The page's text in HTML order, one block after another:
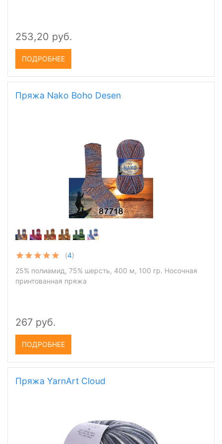
253,20 руб.
ПОДРОБНЕЕ
Пряжа Nako Boho Desen
(4)
25% полиамид, 75% шерсть, 400 м, 100 гр. Носочная
принтованная пряжа
267 руб.
ПОДРОБНЕЕ
Пряжа YarnArt Cloud